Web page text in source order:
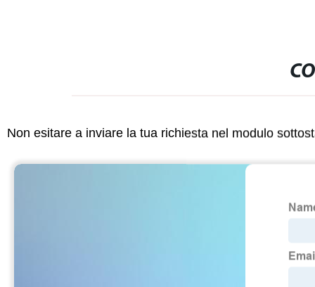
Non esitare a inviare la tua richiesta nel modulo